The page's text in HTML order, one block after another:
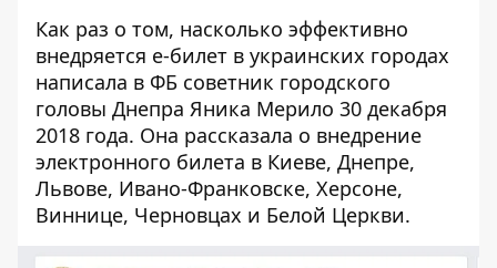
Как раз о том, насколько эффективно
внедряется е-билет в украинских городах
написала в ФБ советник городского
головы Днепра Яника Мерило 30 декабря
2018 года. Она рассказала о внедрение
электронного билета в Киеве, Днепре,
Львове, Ивано-Франковске, Херсоне,
Виннице, Черновцах и Белой Церкви.